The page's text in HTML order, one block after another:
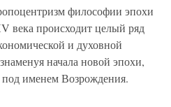
философии эпохи
века происходит целый ряд
и духовной
начала новой эпохи,
именем Возрождения.